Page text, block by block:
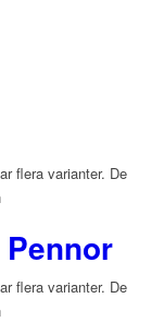
flera varianter. De
flera varianter. De